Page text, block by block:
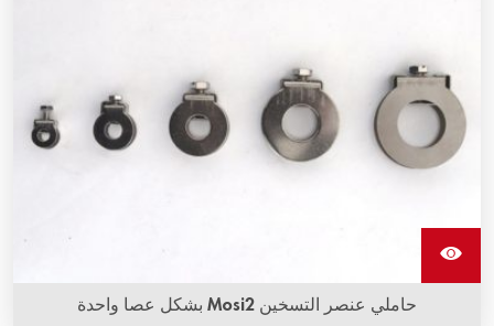
حاملي عنصر التسخين Mosi2 بشكل عصا واحدة